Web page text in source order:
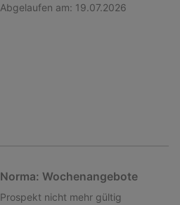
Abgelaufen am: 19.07.2026
Norma: Wochenangebote
Prospekt nicht mehr gültig